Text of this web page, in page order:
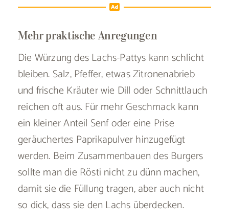
Mehr praktische Anregungen
Die Würzung des Lachs-Pattys kann schlicht
bleiben. Salz, Pfeffer, etwas Zitronenabrieb
und frische Kräuter wie Dill oder Schnittlauch
reichen oft aus. Für mehr Geschmack kann
ein kleiner Anteil Senf oder eine Prise
geräuchertes Paprikapulver hinzugefügt
werden. Beim Zusammenbauen des Burgers
sollte man die Rösti nicht zu dünn machen,
damit sie die Füllung tragen, aber auch nicht
so dick, dass sie den Lachs überdecken.